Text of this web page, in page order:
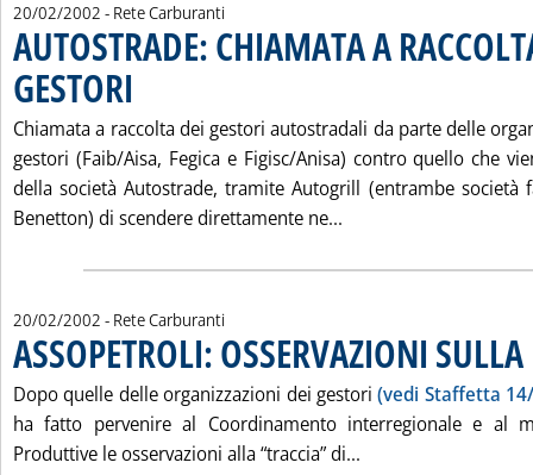
20/02/2002 - Rete Carburanti
AUTOSTRADE: CHIAMATA A
GESTORI
Chiamata a raccolta dei gestori autostradali da parte delle
gestori (Faib/Aisa, Fegica e Figisc/Anisa) contro quello che
della società Autostrade, tramite Autogrill (entrambe società
Benetton) di scendere direttamente ne...
20/02/2002 - Rete Carburanti
ASSOPETROLI: OSSERVAZIONI SULLA
Dopo quelle delle organizzazioni dei gestori(vedi Staffetta
ha fatto pervenire al Coordinamento interregionale e al
Produttive le osservazioni alla “traccia” di...